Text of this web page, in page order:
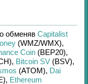
обменяв Capitalist
(WMZ/WMX),
Coin (BEP20),
, Bitcoin SV (BSV),
(ATOM), Dai
, Ethereum